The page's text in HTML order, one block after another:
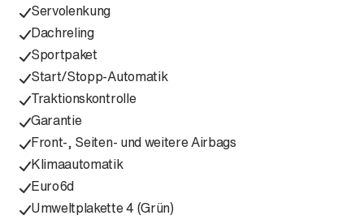
Servolenkung
Dachreling
Sportpaket
Start/Stopp-Automatik
Traktionskontrolle
Garantie
Front-, Seiten- und weitere Airbags
Klimaautomatik
Euro6d
Umweltplakette 4 (Grün)